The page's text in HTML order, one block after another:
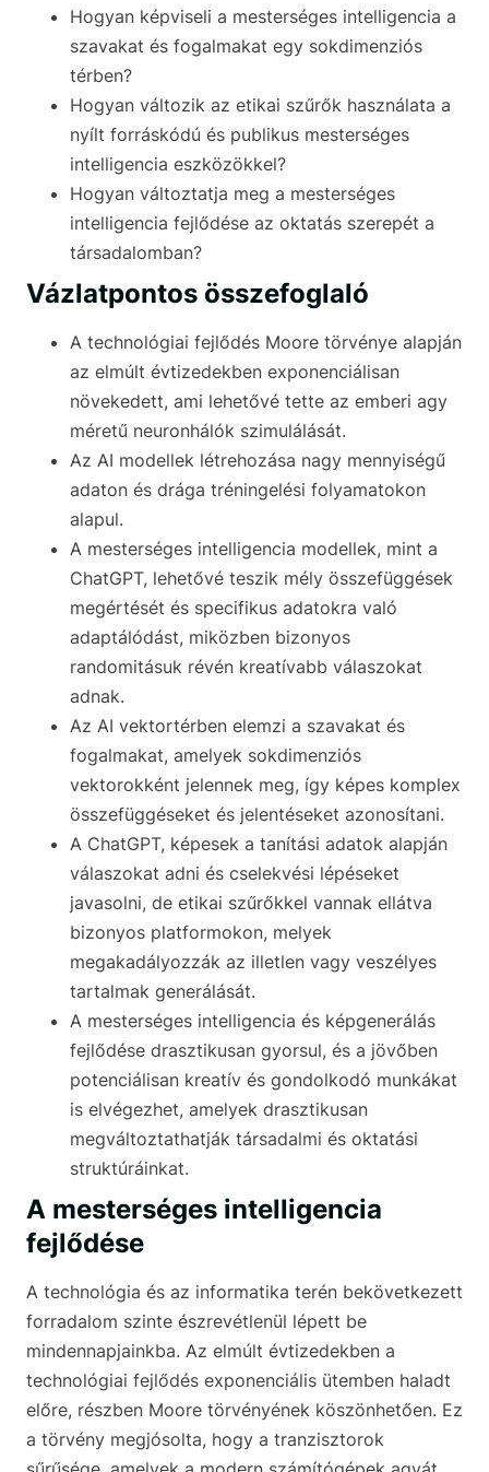
Hogyan képviseli a mesterséges intelligencia a
szavakat és fogalmakat egy sokdimenziós
térben?
Hogyan változik az etikai szűrők használata a
nyílt forráskódú és publikus mesterséges
intelligencia eszközökkel?
Hogyan változtatja meg a mesterséges
intelligencia fejlődése az oktatás szerepét a
társadalomban?
Vázlatpontos összefoglaló
A technológiai fejlődés Moore törvénye alapján
az elmúlt évtizedekben exponenciálisan
növekedett, ami lehetővé tette az emberi agy
méretű neuronhálók szimulálását.
Az AI modellek létrehozása nagy mennyiségű
adaton és drága tréningelési folyamatokon
alapul.
A mesterséges intelligencia modellek, mint a
ChatGPT, lehetővé teszik mély összefüggések
megértését és specifikus adatokra való
adaptálódást, miközben bizonyos
randomitásuk révén kreatívabb válaszokat
adnak.
Az AI vektortérben elemzi a szavakat és
fogalmakat, amelyek sokdimenziós
vektorokként jelennek meg, így képes komplex
összefüggéseket és jelentéseket azonosítani.
A ChatGPT, képesek a tanítási adatok alapján
válaszokat adni és cselekvési lépéseket
javasolni, de etikai szűrőkkel vannak ellátva
bizonyos platformokon, melyek
megakadályozzák az illetlen vagy veszélyes
tartalmak generálását.
A mesterséges intelligencia és képgenerálás
fejlődése drasztikusan gyorsul, és a jövőben
potenciálisan kreatív és gondolkodó munkákat
is elvégezhet, amelyek drasztikusan
megváltoztathatják társadalmi és oktatási
struktúráinkat.
A mesterséges intelligencia
fejlődése
A technológia és az informatika terén bekövetkezett
forradalom szinte észrevétlenül lépett be
mindennapjainkba. Az elmúlt évtizedekben a
technológiai fejlődés exponenciális ütemben haladt
előre, részben Moore törvényének köszönhetően. Ez
a törvény megjósolta, hogy a tranzisztorok